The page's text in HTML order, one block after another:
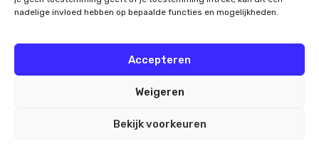
nadelige invloed hebben op bepaalde functies en mogelijkheden.
Accepteren
Weigeren
Bekijk voorkeuren
Alle rechten voorbehouden 2026.